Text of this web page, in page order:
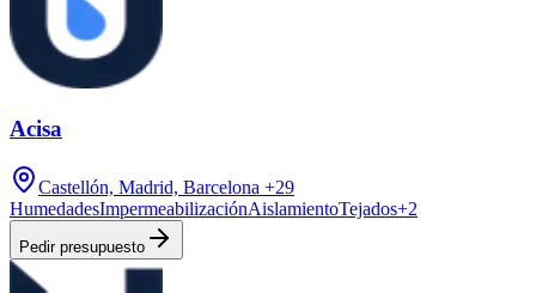
Acisa
Castellón, Madrid, Barcelona +29
HumedadesImpermeabilizaciónAislamientoTejados+2
Pedir presupuesto